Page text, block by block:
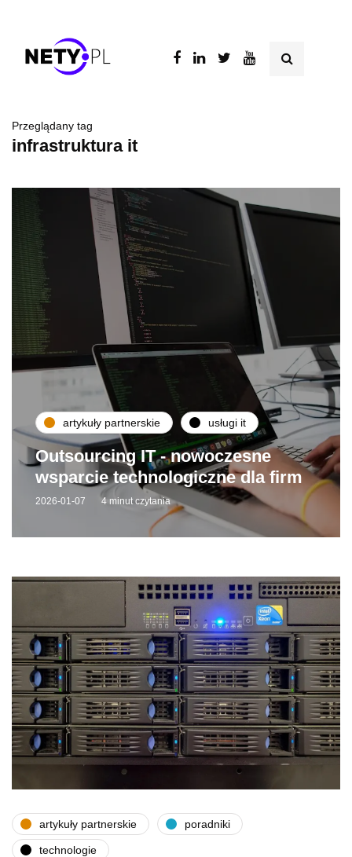
Przeglądany tag
infrastruktura it
artykuły partnerskie usługi it
Outsourcing IT - nowoczesne
wsparcie technologiczne dla firm
2026-01-07 4 minut czytania
artykuły partnerskie poradniki
technologie